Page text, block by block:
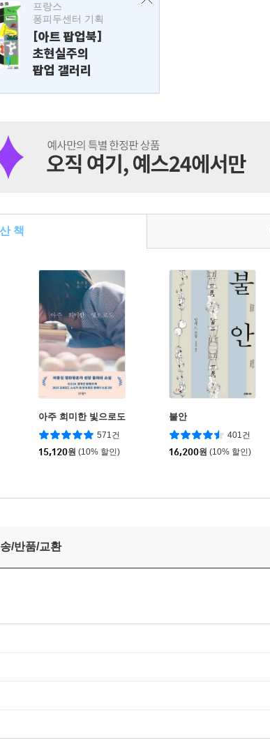
프랑스
퐁피두센터 기획
[아트 팝업북]
초현실주의
팝업 갤러리
책
아주 희미한 빛으로도
571건
15,120원 (10% 할인)
불안
401건
16,200원 (10% 할인)
/반품/교환